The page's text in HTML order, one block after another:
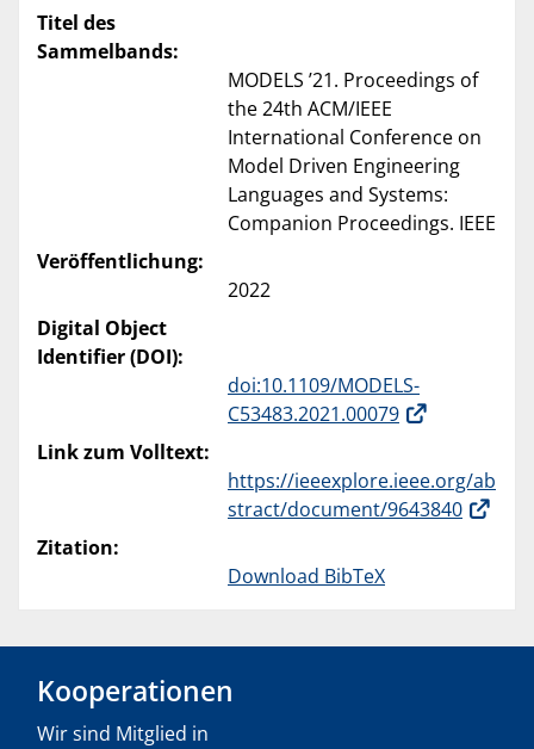
Titel des
Sammelbands:
MODELS ’21. Proceedings of
the 24th ACM/IEEE
International Conference on
Model Driven Engineering
Languages and Systems:
Companion Proceedings. IEEE
Veröffentlichung:
2022
Digital Object
Identifier (DOI):
doi:10.1109/MODELS-
C53483.2021.00079
Link zum Volltext:
https://ieeexplore.ieee.org/ab
stract/document/9643840
Zitation:
Download BibTeX
Kooperationen
Wir sind Mitglied in